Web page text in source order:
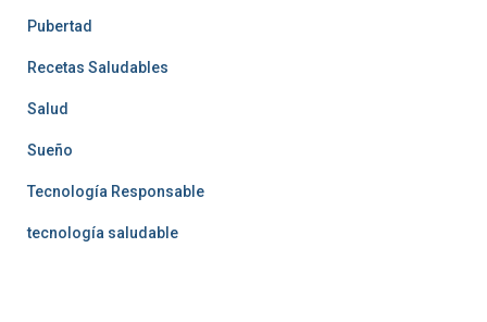
Pubertad
Recetas Saludables
Salud
Sueño
Tecnología Responsable
tecnología saludable